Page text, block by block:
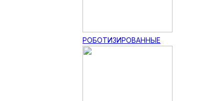
РОБОТИЗИРОВАННЫЕ